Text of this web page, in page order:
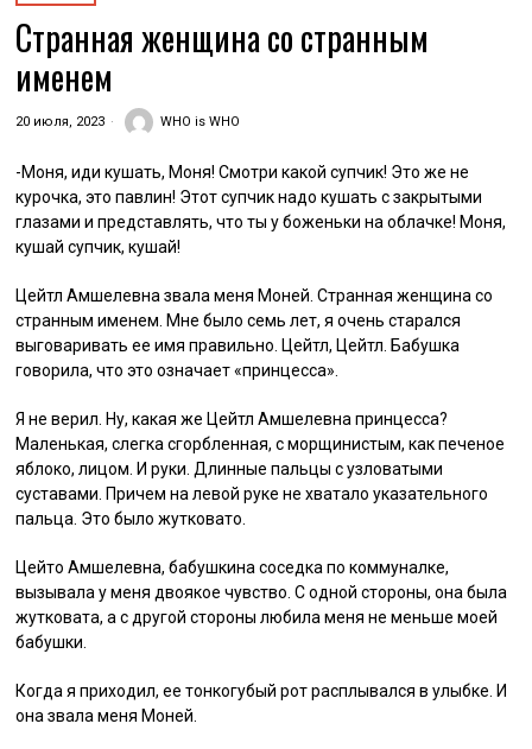
Странная женщина со странным
именем
20 июля, 2023 WHO is WHO
-Моня, иди кушать, Моня! Смотри какой супчик! Это же не
курочка, это павлин! Этот супчик надо кушать с закрытыми
глазами и представлять, что ты у боженьки на облачке! Моня,
кушай супчик, кушай!
Цейтл Амшелевна звала меня Моней. Странная женщина со
странным именем. Мне было семь лет, я очень старался
выговаривать ее имя правильно. Цейтл, Цейтл. Бабушка
говорила, что это означает «принцесса».
Я не верил. Ну, какая же Цейтл Амшелевна принцесса?
Маленькая, слегка сгорбленная, с морщинистым, как печеное
яблоко, лицом. И руки. Длинные пальцы с узловатыми
суставами. Причем на левой руке не хватало указательного
пальца. Это было жутковато.
Цейто Амшелевна, бабушкина соседка по коммуналке,
вызывала у меня двоякое чувство. С одной стороны, она была
жутковата, а с другой стороны любила меня не меньше моей
бабушки.
Когда я приходил, ее тонкогубый рот расплывался в улыбке. И
она звала меня Моней.